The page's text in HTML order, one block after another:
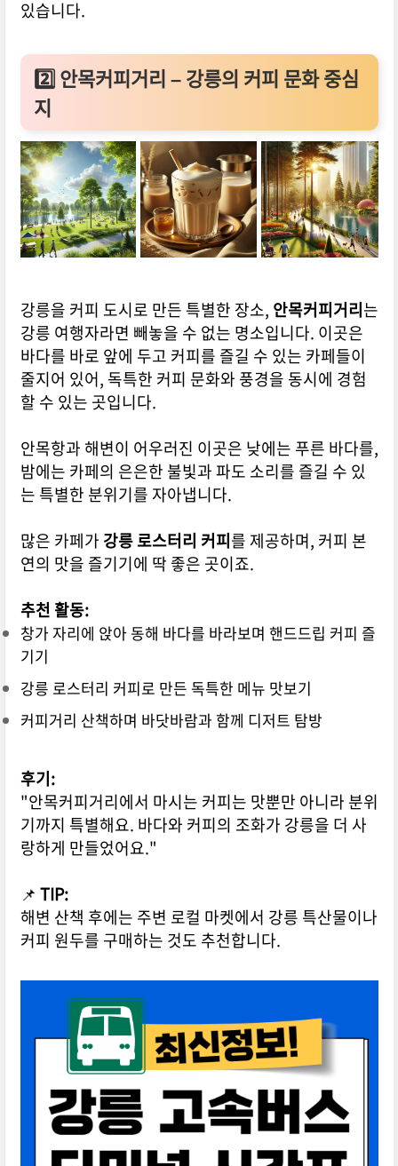
있습니다.
2️⃣안목커피거리 – 강릉의 커피 문화 중심
지
강릉을 커피 도시로 만든 특별한 장소, 안목커피거리는
강릉 여행자라면 빼놓을 수 없는 명소입니다. 이곳은
바다를 바로 앞에 두고 커피를 즐길 수 있는 카페들이
줄지어 있어, 독특한 커피 문화와 풍경을 동시에 경험
할 수 있는 곳입니다.
안목항과 해변이 어우러진 이곳은 낮에는 푸른 바다를,
밤에는 카페의 은은한 불빛과 파도 소리를 즐길 수 있
는 특별한 분위기를 자아냅니다.
많은 카페가 강릉 로스터리 커피를 제공하며, 커피 본
연의 맛을 즐기기에 딱 좋은 곳이죠.
추천 활동:
창가 자리에 앉아 동해 바다를 바라보며 핸드드립 커피 즐
기기
강릉 로스터리 커피로 만든 독특한 메뉴 맛보기
커피거리 산책하며 바닷바람과 함께 디저트 탐방
후기:
"안목커피거리에서 마시는 커피는 맛뿐만 아니라 분위
기까지 특별해요. 바다와 커피의 조화가 강릉을 더 사
랑하게 만들었어요."
📌 TIP:
해변 산책 후에는 주변 로컬 마켓에서 강릉 특산물이나
커피 원두를 구매하는 것도 추천합니다.